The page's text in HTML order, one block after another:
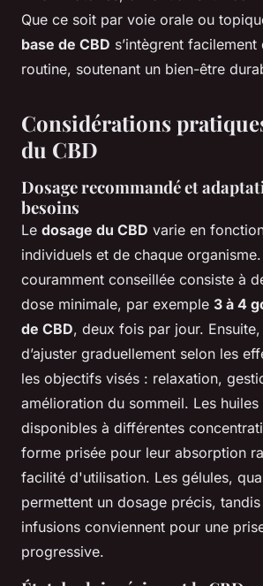
Que ce soit par voie orale ou
base de CBD s’intègrent facilement
routine, soutenant un bien-être
Considérations
du CBD
Dosage recommandé et
besoins
Le dosage du CBD varie en
individuels et de chaque
couramment conseillée consiste à
dose minimale, par exemple 3 à 4
de CBD, deux fois par jour.
d’ajuster graduellement selon les
les objectifs visés : relaxation,
amélioration du sommeil. Les huiles
disponibles à différentes
forme prisée pour leur absorption
facilité d'utilisation. Les gélules,
permettent un dosage précis,
infusions conviennent pour une
progressive.